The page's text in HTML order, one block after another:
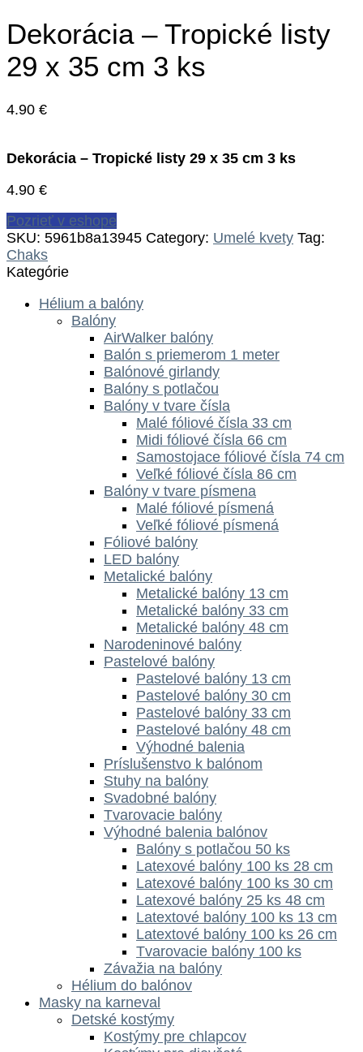
Dekorácia – Tropické listy
29 x 35 cm 3 ks
4.90 €
Dekorácia – Tropické listy 29 x 35 cm 3 ks
4.90 €
Pozrieť v eshope
SKU: 5961b8a13945 Category: Umelé kvety Tag:
Chaks
Kategórie
Hélium a balóny
Balóny
AirWalker balóny
Balón s priemerom 1 meter
Balónové girlandy
Balóny s potlačou
Balóny v tvare čísla
Malé fóliové čísla 33 cm
Midi fóliové čísla 66 cm
Samostojace fóliové čísla 74 cm
Veľké fóliové čísla 86 cm
Balóny v tvare písmena
Malé fóliové písmená
Veľké fóliové písmená
Fóliové balóny
LED balóny
Metalické balóny
Metalické balóny 13 cm
Metalické balóny 33 cm
Metalické balóny 48 cm
Narodeninové balóny
Pastelové balóny
Pastelové balóny 13 cm
Pastelové balóny 30 cm
Pastelové balóny 33 cm
Pastelové balóny 48 cm
Výhodné balenia
Príslušenstvo k balónom
Stuhy na balóny
Svadobné balóny
Tvarovacie balóny
Výhodné balenia balónov
Balóny s potlačou 50 ks
Latexové balóny 100 ks 28 cm
Latexové balóny 100 ks 30 cm
Latexové balóny 25 ks 48 cm
Latextové balóny 100 ks 13 cm
Latextové balóny 100 ks 26 cm
Tvarovacie balóny 100 ks
Závažia na balóny
Hélium do balónov
Masky na karneval
Detské kostýmy
Kostýmy pre chlapcov